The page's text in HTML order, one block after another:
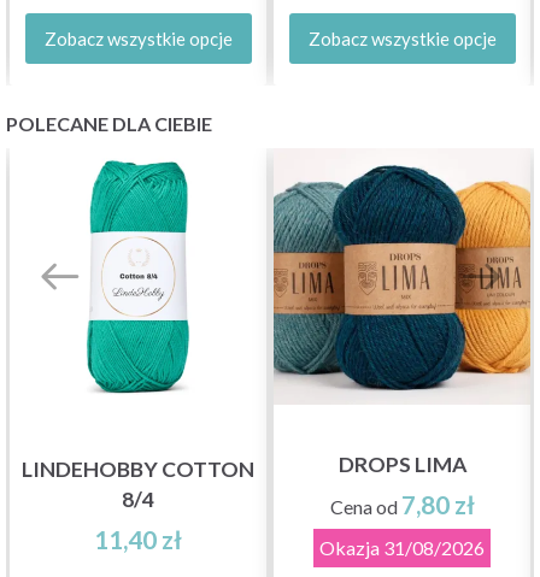
Zobacz wszystkie opcje Zobacz wszystkie opcje
POLECANE DLA CIEBIE
LINDEHOBBY COTTON
8/4
11,40 zł
DROPS LIMA
Cena od 7,80 zł
Okazja 31/08/2026